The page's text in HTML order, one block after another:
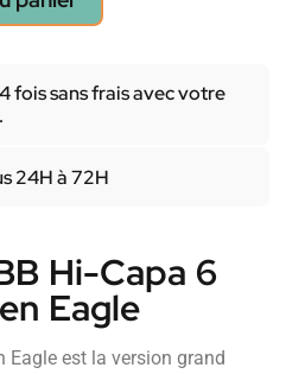
fois sans frais avec votre
24H à 72H
Hi-Capa 6
Eagle
Eagle est la version grand